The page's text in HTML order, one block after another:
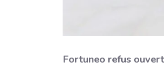
Fortuneo refus